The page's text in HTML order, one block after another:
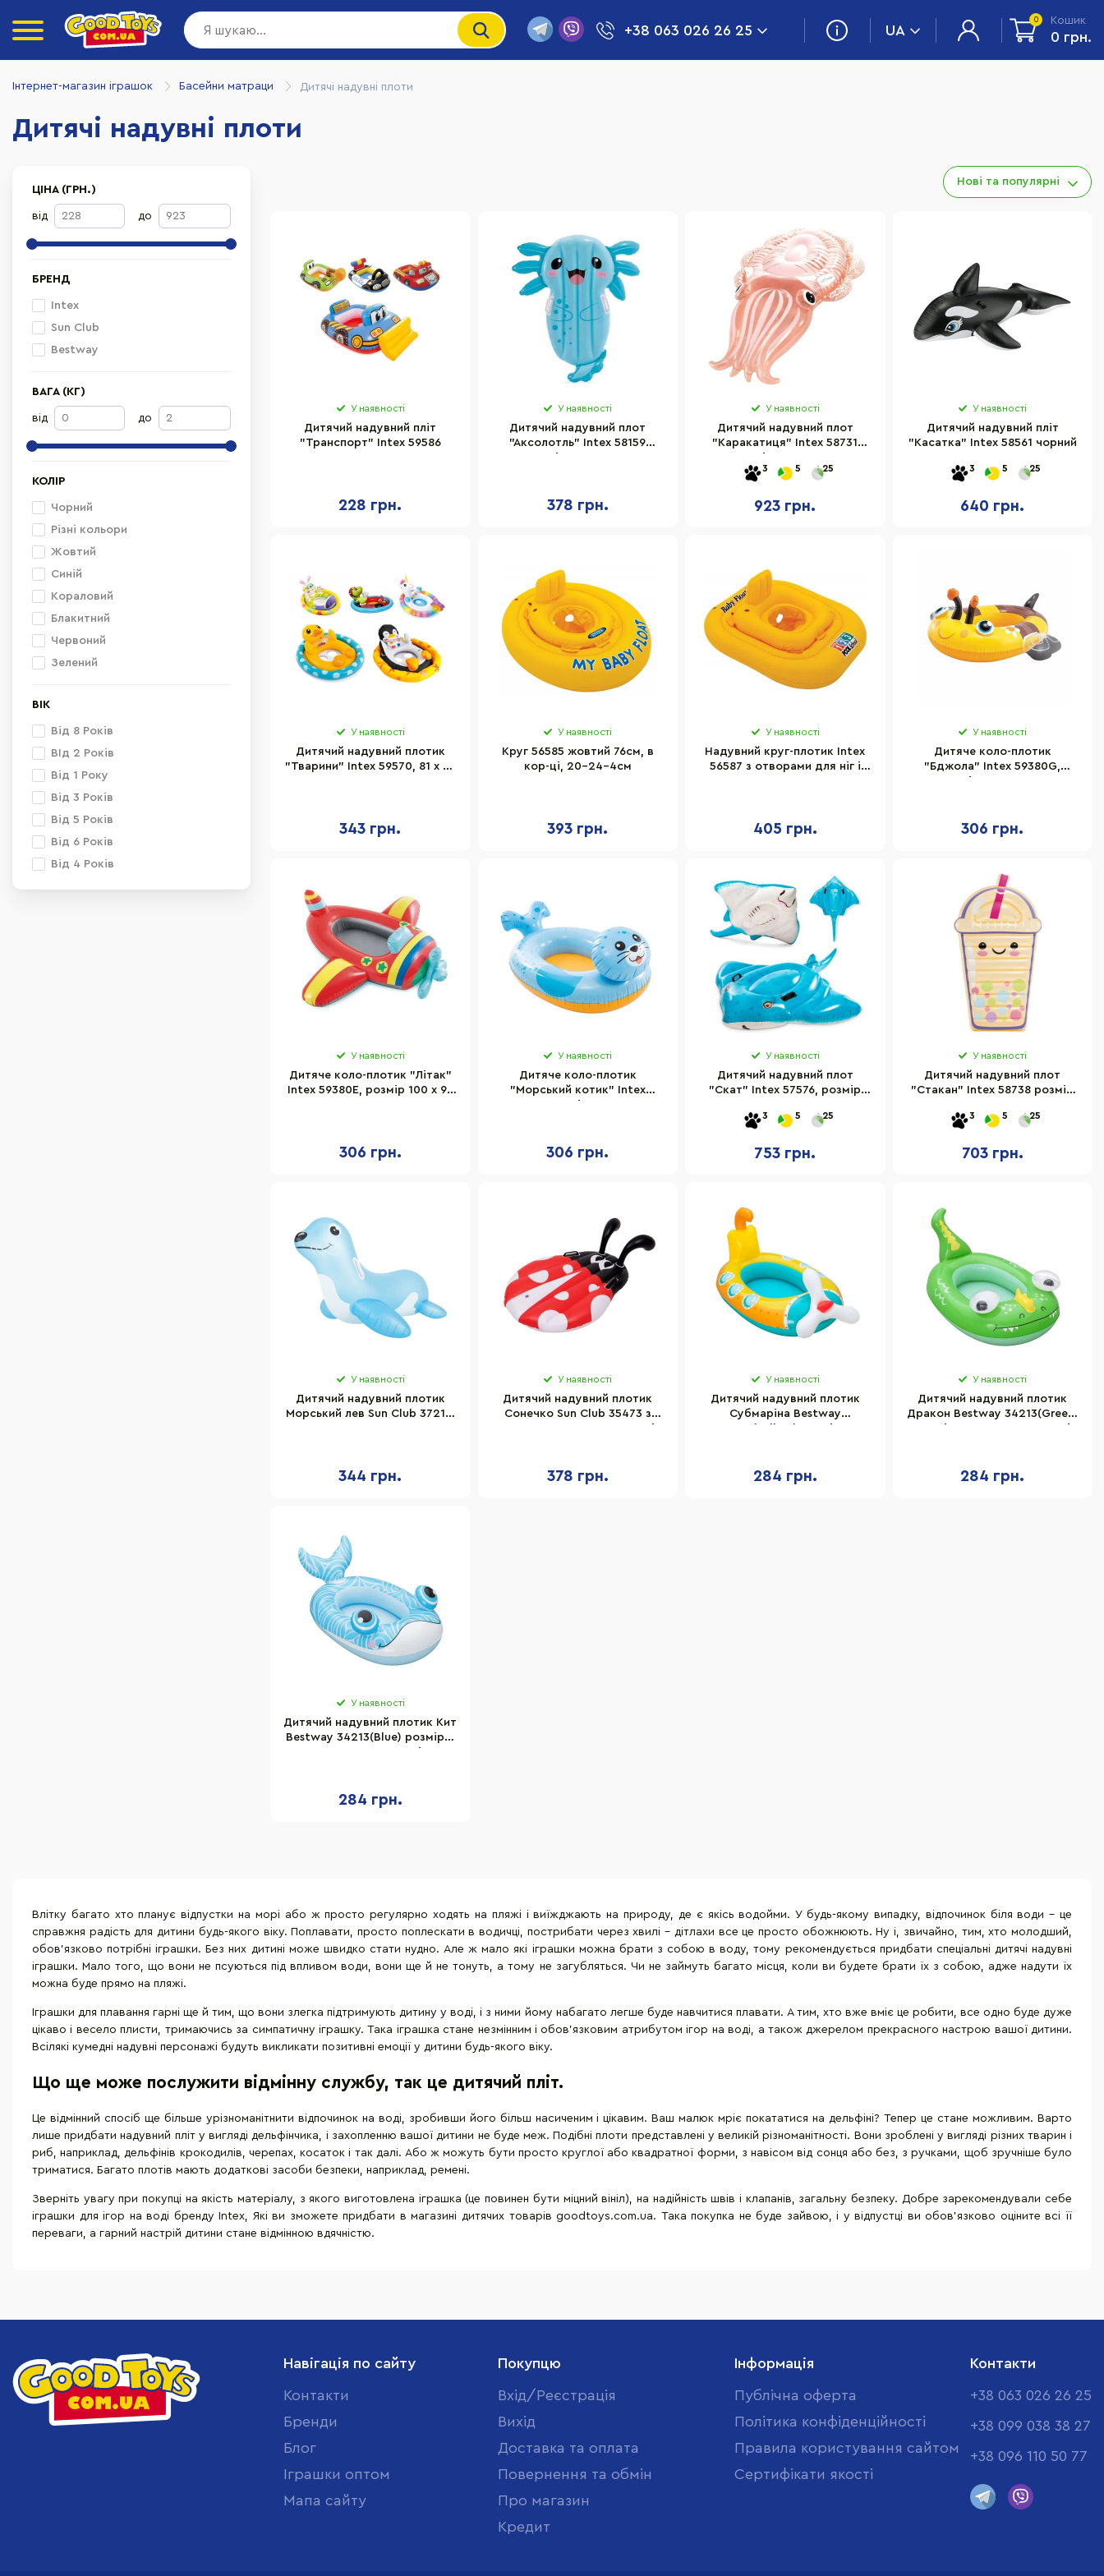
+38 063 026 26 25 UA
0 Кошик
0 грн.
Інтернет-магазин іграшок Басейни матраци Дитячі надувні плоти
Дитячі надувні плоти
ЦІНА (ГРН.)
від до
БРЕНД
Intex
Sun Club
Bestway
ВАГА (КГ)
від до
КОЛІР
Чорний
Різні кольори
Жовтий
Синій
Кораловий
Блакитний
Червоний
Зелений
ВІК
Від 8 Років
ВІд 2 Років
Від 1 Року
Від 3 Років
Від 5 Років
Від 6 Років
Від 4 Років
Нові та популярні
У наявності
Дитячий надувний пліт
"Транспорт" Intex 59586
228 грн.
У наявності
Дитячий надувний плот
"Аксолотль" Intex 58159
378 грн.
У наявності
Дитячий надувний плот
"Каракатиця" Intex 58731
3 5 25
923 грн.
У наявності
Дитячий надувний пліт
"Касатка" Intex 58561 чорний
3 5 25
640 грн.
У наявності
Дитячий надувний плотик
"Тварини" Intex 59570, 81 x 58
343 грн.
У наявності
Круг 56585 жовтий 76см, в
кор-ці, 20-24-4см
393 грн.
У наявності
Надувний круг-плотик Intex
56587 з отворами для ніг і
405 грн.
У наявності
Дитяче коло-плотик
"Бджола" Intex 59380G,
306 грн.
У наявності
Дитяче коло-плотик "Літак"
Intex 59380E, розмір 100 х 97
306 грн.
У наявності
Дитяче коло-плотик
"Морський котик" Intex
306 грн.
У наявності
Дитячий надувний плот
"Скат" Intex 57576, розмір
3 5 25
753 грн.
У наявності
Дитячий надувний плот
"Стакан" Intex 58738 розмір
3 5 25
703 грн.
У наявності
Дитячий надувний плотик
Морський лев Sun Club 37219,
344 грн.
У наявності
Дитячий надувний плотик
Сонечко Sun Club 35473 з
378 грн.
У наявності
Дитячий надувний плотик
Субмаріна Bestway
284 грн.
У наявності
Дитячий надувний плотик
Дракон Bestway 34213(Green)
284 грн.
У наявності
Дитячий надувний плотик Кит
Bestway 34213(Blue) розмір у
284 грн.
Влітку багато хто планує відпустки на морі або ж просто регулярно ходять на пляжі і виїжджають на природу, де є якісь водойми. У будь-якому випадку, відпочинок біля води - це
справжня радість для дитини будь-якого віку. Поплавати, просто поплескати в водичці, пострибати через хвилі - дітлахи все це просто обожнюють. Ну і, звичайно, тим, хто молодший,
обов'язково потрібні іграшки. Без них дитині може швидко стати нудно. Але ж мало які іграшки можна брати з собою в воду, тому рекомендується придбати спеціальні дитячі надувні
іграшки. Мало того, що вони не псуються під впливом води, вони ще й не тонуть, а тому не загубляться. Чи не займуть багато місця, коли ви будете брати їх з собою, адже надути їх
можна буде прямо на пляжі.
Іграшки для плавання гарні ще й тим, що вони злегка підтримують дитину у воді, і з ними йому набагато легше буде навчитися плавати. А тим, хто вже вміє це робити, все одно буде дуже
цікаво і весело плисти, тримаючись за симпатичну іграшку. Така іграшка стане незмінним і обов'язковим атрибутом ігор на воді, а також джерелом прекрасного настрою вашої дитини.
Всілякі кумедні надувні персонажі будуть викликати позитивні емоції у дитини будь-якого віку.
Що ще може послужити відмінну службу, так це дитячий пліт.
Це відмінний спосіб ще більше урізноманітнити відпочинок на воді, зробивши його більш насиченим і цікавим. Ваш малюк мріє покататися на дельфіні? Тепер це стане можливим. Варто
лише придбати надувний пліт у вигляді дельфінчика, і захопленню вашої дитини не буде меж. Подібні плоти представлені у великій різноманітності. Вони зроблені у вигляді різних тварин і
риб, наприклад, дельфінів крокодилів, черепах, косаток і так далі. Або ж можуть бути просто круглої або квадратної форми, з навісом від сонця або без, з ручками, щоб зручніше було
триматися. Багато плотів мають додаткові засоби безпеки, наприклад, ремені.
Зверніть увагу при покупці на якість матеріалу, з якого виготовлена іграшка (це повинен бути міцний вініл), на надійність швів і клапанів, загальну безпеку. Добре зарекомендували себе
іграшки для ігор на воді брендуIntex, Які ви зможете придбати в магазині дитячих товарівgoodtoys.com.ua. Така покупка не буде зайвою, і у відпустці ви обов'язково оціните всі її
переваги, а гарний настрій дитини стане відмінною вдячністю.
Навігація по сайту
Контакти
Бренди
Блог
Іграшки оптом
Мапа сайту
Покупцю
Вхід/Реєстрація
Вихід
Доставка та оплата
Повернення та обмін
Про магазин
Кредит
Інформація
Публічна оферта
Політика конфіденційності
Правила користування сайтом
Cертифікати якості
Контакти
+38 063 026 26 25
+38 099 038 38 27
+38 096 110 50 77